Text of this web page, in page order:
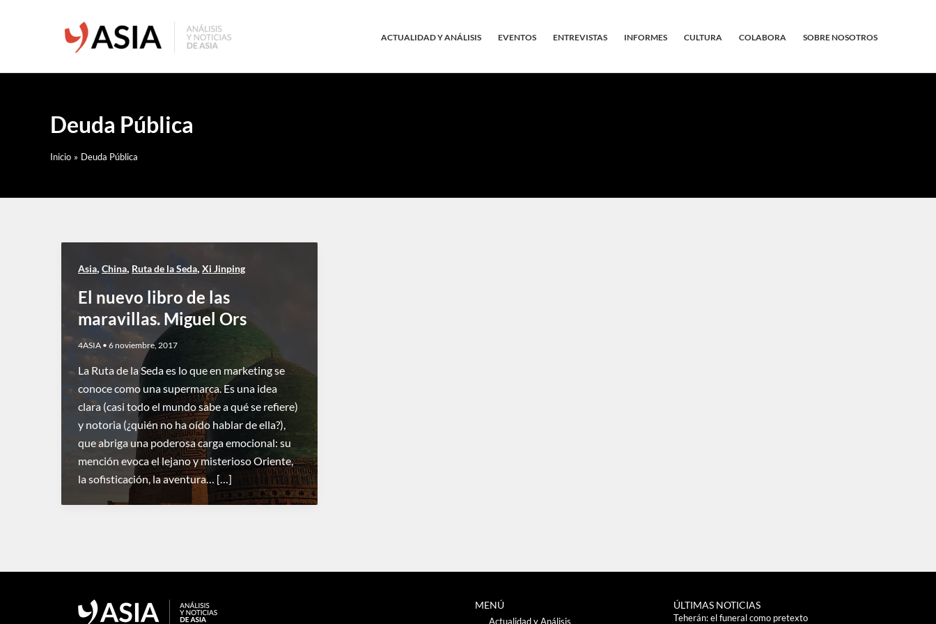
ACTUALIDAD Y ANÁLISIS EVENTOS ENTREVISTAS INFORMES CULTURA COLABORA SOBRE NOSOTROS
Deuda Pública
Inicio Deuda Pública
Asia, China, Ruta de la Seda, Xi Jinping
El nuevo libro de las
maravillas. Miguel Ors
4ASIA • 6 noviembre, 2017
La Ruta de la Seda es lo que en marketing se
conoce como una supermarca. Es una idea
clara (casi todo el mundo sabe a qué se refiere)
y notoria (¿quién no ha oído hablar de ella?),
que abriga una poderosa carga emocional: su
mención evoca el lejano y misterioso Oriente,
la sofisticación, la aventura… […]
MENÚ
Actualidad y Análisis
ÚLTIMAS NOTICIAS
Teherán: el funeral como pretexto